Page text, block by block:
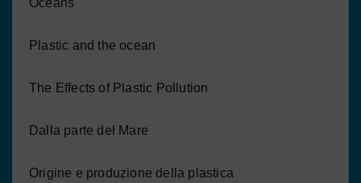
Plastic and the ocean
The Effects of Plastic Pollution
Dalla parte del Mare
Origine e produzione della plastica